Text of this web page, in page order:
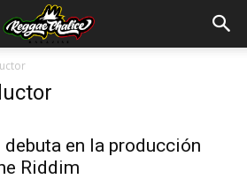
debuta en la producción
Riddim